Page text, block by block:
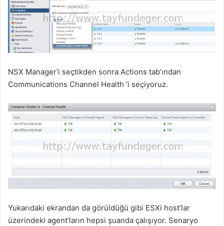
NSX Manager’i seçtikden sonra Actions tab’ından
Communications Channel Health ‘i seçiyoruz.
Yukarıdaki ekrandan da görüldüğü gibi ESXi host’lar
üzerindeki agent’ların hepsi şuanda çalışıyor. Senaryo